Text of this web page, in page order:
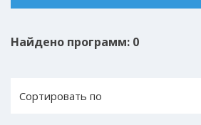
Найдено программ: 0
Сортировать по